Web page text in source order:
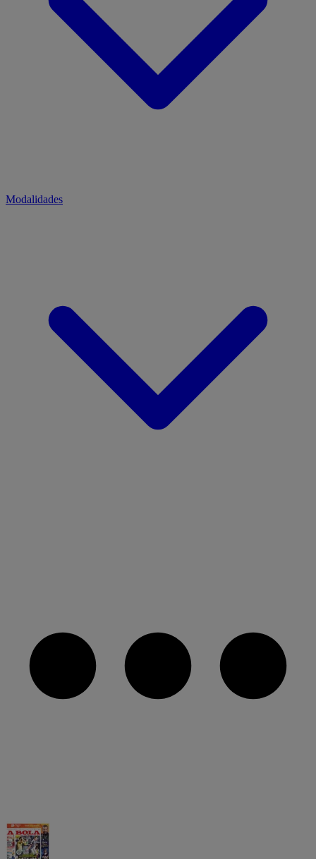
Modalidades